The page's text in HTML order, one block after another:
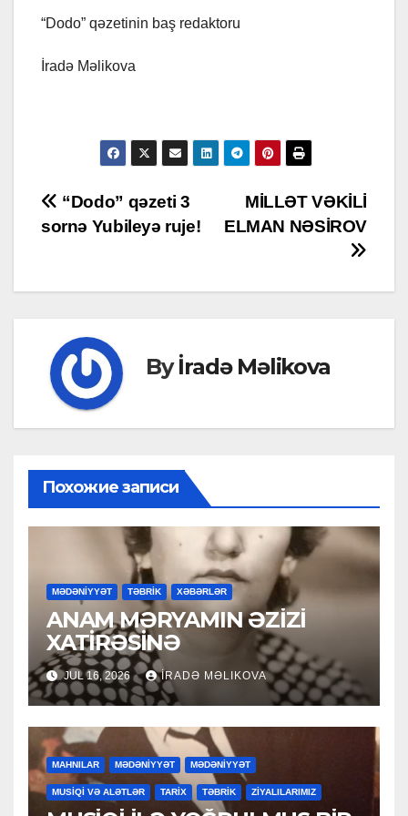
“Dodo” qəzetinin baş redaktoru
İradə Məlikova
Post
navigation
MİLLƏT VƏKİLİ
ELMAN NƏSİROV
“Dodo” qəzeti 3
sornə Yubileyə ruje!
Byİradə Məlikova
Похожие записи
MƏDƏNİYYƏT TƏBRİK XƏBƏRLƏR
ANAM MƏRYAMIN ƏZİZİ
XATİRƏSİNƏ
JUL 16, 2026 İRADƏ MƏLIKOVA
MAHNILAR MƏDƏNİYYƏT MƏDƏNİYYƏT
MUSİQİ VƏ ALƏTLƏR TARİX TƏBRİK ZİYALILARIMIZ